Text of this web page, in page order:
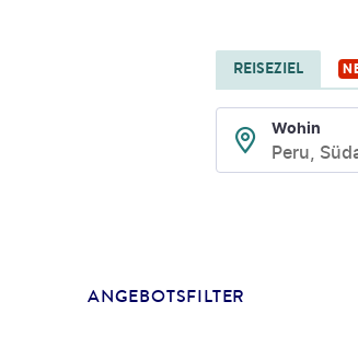
REISEZIEL
Wohin
Peru,
ANGEBOTSFILTER